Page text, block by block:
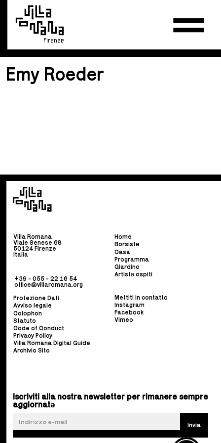
Firenze
Emy Roeder
Villa Romana
Viale Senese 68
50124 Firenze
Italia
+39 - 055 - 22 16 54
office@villaromana.org
Home
Borsistə
Casa
Programma
Giardino
Artistə ospiti
Protezione Dati
Avviso legale
Colophon
Statuto
Code of Conduct
Privacy Policy
Villa Romana Digital Guide
Archivio Sito
Mettiti in contatto
Instagram
Facebook
Vimeo
Iscriviti alla nostra newsletter per rimanere sempre
aggiornatə